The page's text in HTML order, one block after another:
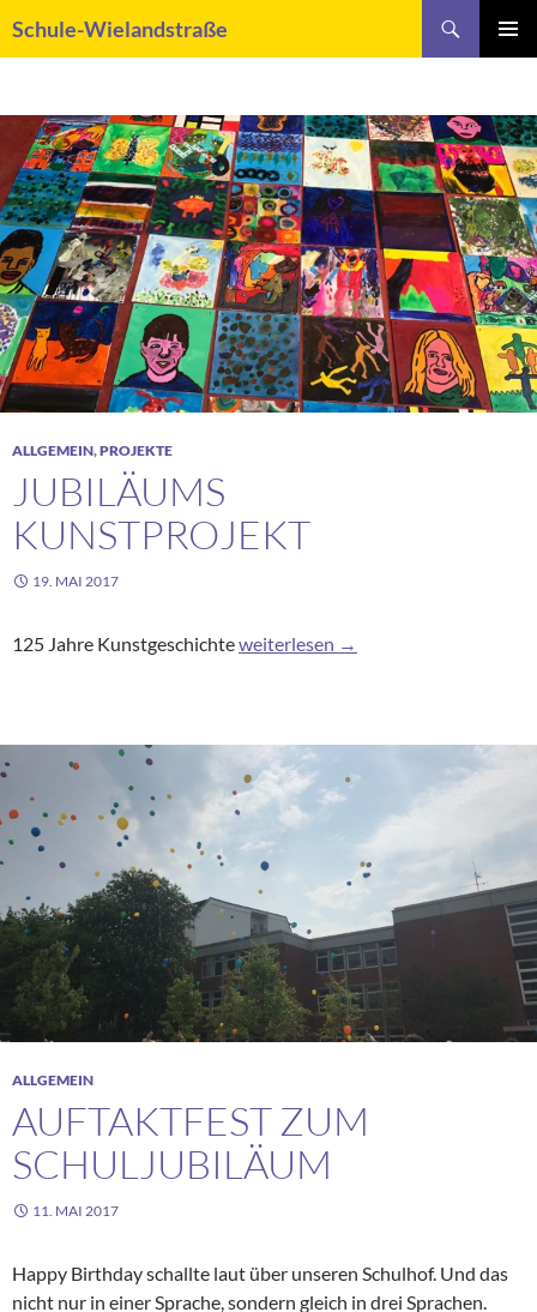
Inhalt
Schule-Wielandstraße
ALLGEMEIN,PROJEKTE
JUBILÄUMS
KUNSTPROJEKT
19. MAI 2017
125 Jahre KunstgeschichteJubiläums Kunstprojekt
weiterlesen →
ALLGEMEIN
AUFTAKTFEST ZUM
SCHULJUBILÄUM
11. MAI 2017
Happy Birthday schallte laut über unseren Schulhof. Und das
nicht nur in einer Sprache, sondern gleich in drei Sprachen.